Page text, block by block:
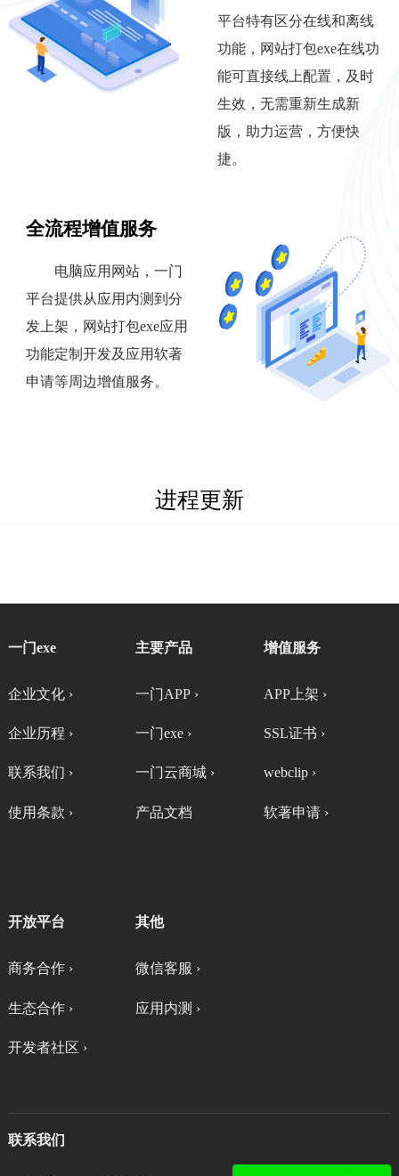
平台特有区分在线和离线
功能，网站打包exe在线功
能可直接线上配置，及时
生效，无需重新生成新
版，助力运营，方便快
捷。
全流程增值服务
电脑应用网站，一门
平台提供从应用内测到分
发上架，网站打包exe应用
功能定制开发及应用软著
申请等周边增值服务。
进程更新
一门exe
企业文化 ›
企业历程 ›
联系我们 ›
使用条款 ›
主要产品
一门APP ›
一门exe ›
一门云商城 ›
产品文档
增值服务
APP上架 ›
SSL证书 ›
webclip ›
软著申请 ›
开放平台
商务合作 ›
生态合作 ›
开发者社区 ›
其他
微信客服 ›
应用内测 ›
联系我们